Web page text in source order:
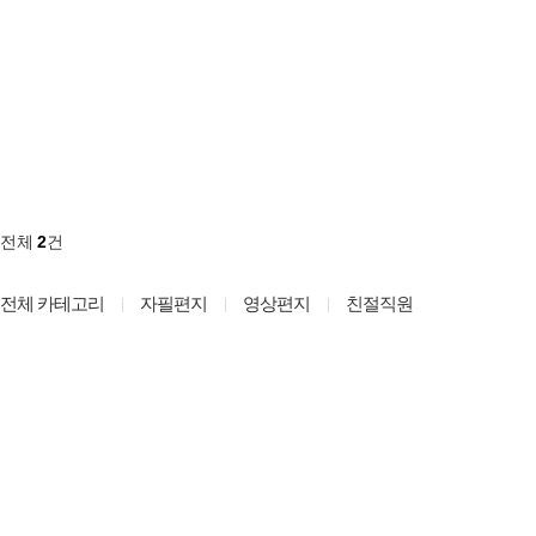
전체 2건
전체 카테고리 자필편지 영상편지 친절직원